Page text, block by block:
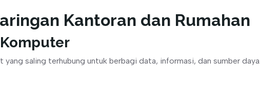
Kantoran dan Rumahan
yang saling terhubung untuk berbagi data, informasi, dan sumber